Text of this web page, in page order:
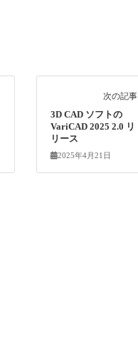
次の記事
3D CAD ソフトの
VariCAD 2025 2.0 リ
リース
2025年4月21日